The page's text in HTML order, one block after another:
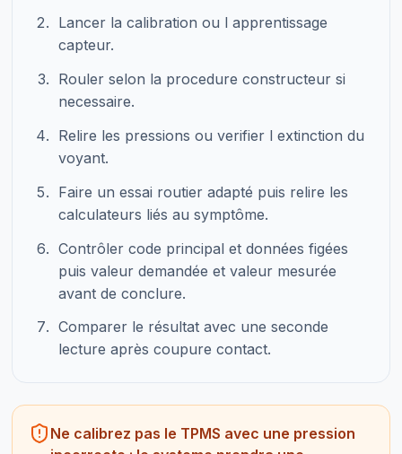
Lancer la calibration ou l apprentissage
capteur.
Rouler selon la procedure constructeur si
necessaire.
Relire les pressions ou verifier l extinction du
voyant.
Faire un essai routier adapté puis relire les
calculateurs liés au symptôme.
Contrôler code principal et données figées
puis valeur demandée et valeur mesurée
avant de conclure.
Comparer le résultat avec une seconde
lecture après coupure contact.
Ne calibrez pas le TPMS avec une pression